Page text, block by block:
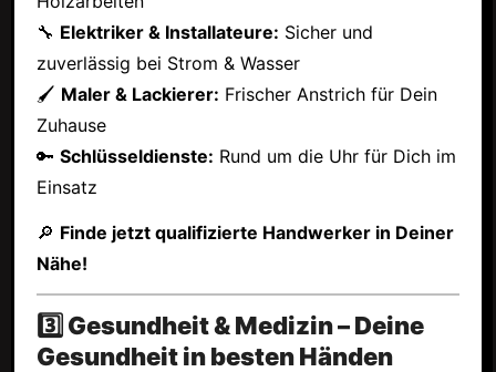
🔧 Elektriker & Installateure: Sicher und
zuverlässig bei Strom & Wasser
🖌 Maler & Lackierer: Frischer Anstrich für Dein
Zuhause
🔑 Schlüsseldienste: Rund um die Uhr für Dich im
Einsatz
🔎 Finde jetzt qualifizierte Handwerker in Deiner
Nähe!
3️⃣ Gesundheit & Medizin – Deine
Gesundheit in besten Händen